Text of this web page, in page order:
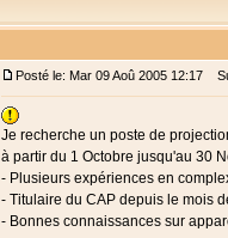
Posté le: Mar 09 Aoû 2005 12:17
Je recherche un poste de
à partir du 1 Octobre jusqu'au 30
- Plusieurs expériences en
- Titulaire du CAP depuis le mois
- Bonnes connaissances sur